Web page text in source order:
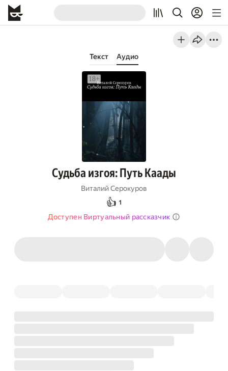
Текст Аудио
Судьба изгоя: Путь Каады
Виталий Серокуров
👍 1
Доступен Виртуальный рассказчик